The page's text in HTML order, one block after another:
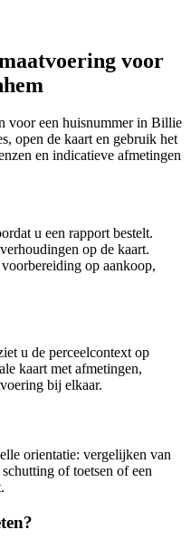
voor
voor een huisnummer in Billie
open de kaart en gebruik het
en indicatieve afmetingen
u een rapport bestelt.
op de kaart.
op aankoop,
u de perceelcontext op
kaart met afmetingen,
bij elkaar.
orientatie: vergelijken van
of toetsen of een